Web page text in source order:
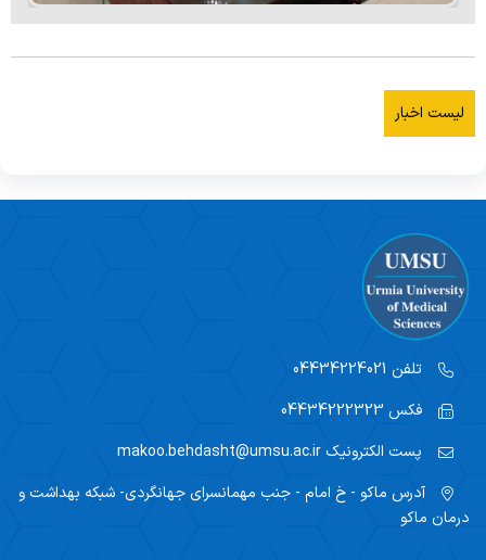
لیست اخبار
تلفن
فکس
پست الکترونیک
آدرس ماکو - خ امام - جنب مهمانسرای جهانگردی- شبکه بهداشت و
درمان ماکو